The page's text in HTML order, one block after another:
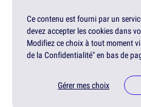
Ce contenu est fourni par un
devez accepter les cookies dans
Modifiez ce choix à tout moment
de la Confidentialité" en bas de
Gérer mes choix